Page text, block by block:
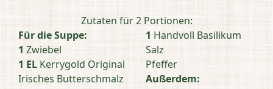
Zutaten für 2 Portionen:
Für die Suppe:
1 Zwiebel
1 EL Kerrygold Original
Irisches Butterschmalz
1 Handvoll Basilikum
Salz
Pfeffer
Außerdem: